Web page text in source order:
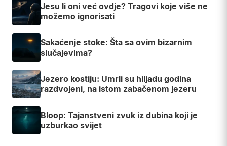
Jesu li oni već ovdje? Tragovi koje više ne
možemo ignorisati
Sakaćenje stoke: Šta sa ovim bizarnim
slučajevima?
Jezero kostiju: Umrli su hiljadu godina
razdvojeni, na istom zabačenom jezeru
Bloop: Tajanstveni zvuk iz dubina koji je
uzburkao svijet